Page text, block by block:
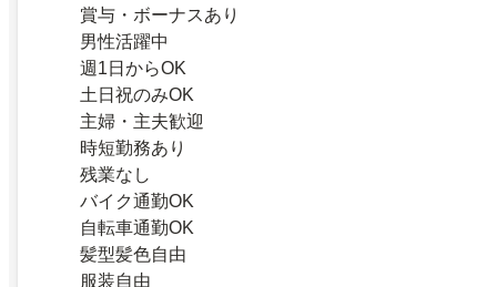
賞与・ボーナスあり
男性活躍中
週1日からOK
土日祝のみOK
主婦・主夫歓迎
時短勤務あり
残業なし
バイク通勤OK
自転車通勤OK
髪型髪色自由
服装自由